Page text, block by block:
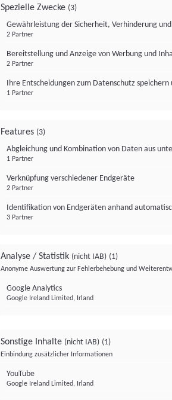
Spezielle Zwecke (3)
Gewährleistung der Sicherheit, Verhinderung
2 Partner
Bereitstellung und Anzeige von Werbung und
2 Partner
Ihre Entscheidungen zum Datenschutz
1 Partner
Features (3)
Abgleichung und Kombination von Daten aus
1 Partner
Verknüpfung verschiedener Endgeräte
2 Partner
Identifikation von Endgeräten anhand
3 Partner
Analyse / Statistik (nicht IAB) (1)
Anonyme Auswertung zur Fehlerbehebung und
Google Analytics
Google Ireland Limited, Irland
Sonstige Inhalte (nicht IAB) (1)
Einbindung zusätzlicher Informationen
YouTube
Google Ireland Limited, Irland